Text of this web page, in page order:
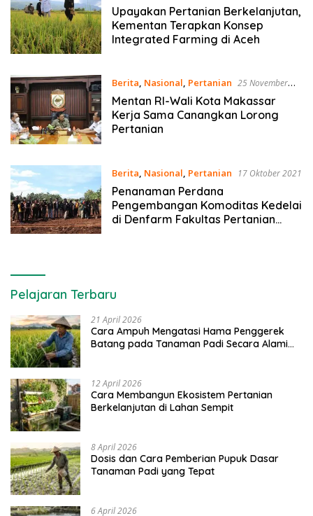
Upayakan Pertanian Berkelanjutan,
Kementan Terapkan Konsep
Integrated Farming di Aceh
Berita, Nasional, Pertanian 25 November
2021
Mentan RI-Wali Kota Makassar
Kerja Sama Canangkan Lorong
Pertanian
Berita, Nasional, Pertanian 17 Oktober 2021
Penanaman Perdana
Pengembangan Komoditas Kedelai
di Denfarm Fakultas Pertanian
Pelajaran Terbaru
21 April 2026
Cara Ampuh Mengatasi Hama Penggerek
Batang pada Tanaman Padi Secara Alami
12 April 2026
Cara Membangun Ekosistem Pertanian
Berkelanjutan di Lahan Sempit
8 April 2026
Dosis dan Cara Pemberian Pupuk Dasar
Tanaman Padi yang Tepat
6 April 2026